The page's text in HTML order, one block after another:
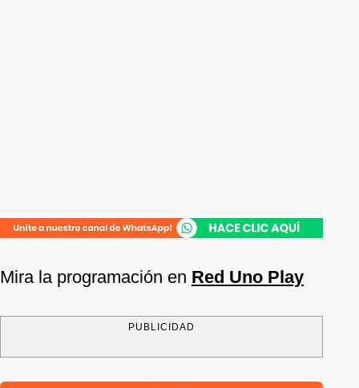
Mira la programación en Red Uno Play
PUBLICIDAD